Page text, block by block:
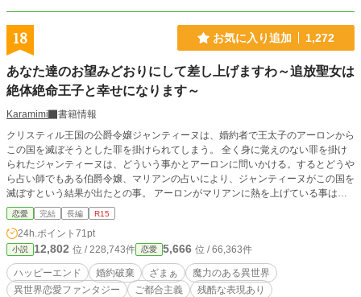
18 お気に入り追加 1,272
あなた達のお望みどおりにして差し上げますわ～追放聖女は
絶体絶命王子と幸せになります～
Karamimi
書籍情報
クリスティル王国の公爵令嬢ジャンティーヌは、婚約者で王太子のアーロンから
この国を滅ぼそうとした罪を掛けられてしまう。 全く身に覚えのない罪を掛け
られたジャンティーヌは、どういう事かとアーロンに問いかける。するとどうや
ら占い師でもある伯爵令嬢、マリアンの占いにより、ジャンティーヌがこの国を
滅ぼすという結果が出たとの事。 アーロンがマリアンに熱を上げている事は理
解していたが、いくら何でもその様な根拠のない理由で、自分に罪を着せるだな
んて…と、呆れるジャンティーヌ。そんな彼女を他所に、アーロンはジャンティ
ーヌをあろう事か、魔女が支配する国、グリーズン王国への追放を決めてしま
う。 “私がこの国を滅ぼすとおっしゃいましたね…その未来、必ず実現して差し
上げますわ…” 追放される寸前、ジャンティーヌは最後の強がりからアーロンた
ちにそう言い残した。 追放後、あいつらだけは、絶対に許さない！そう強く思
ったジャンティーヌだが、意識がもうろうとし、襲い掛かって来る魔物たちにな
恋愛 完結 長編 R15
24h.ポイント 71pt
小説 12,802 位 / 228,743件 恋愛 5,666 位 / 66,363件
ハッピーエンド 婚約破棄 ざまぁ
魔力のある異世界
異世界恋愛ファンタジー
ご都合主義 残酷な表現あり